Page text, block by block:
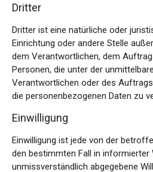
Dritter
Dritter ist eine natürliche oder
Einrichtung oder andere Stelle
dem Verantwortlichen, dem
Personen, die unter der
Verantwortlichen oder des
die personenbezogenen Daten zu
Einwilligung
Einwilligung ist jede von der
den bestimmten Fall in informierter
unmissverständlich abgegebene